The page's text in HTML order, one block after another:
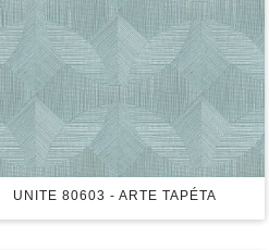
UNITE 80603 - ARTE TAPÉTA